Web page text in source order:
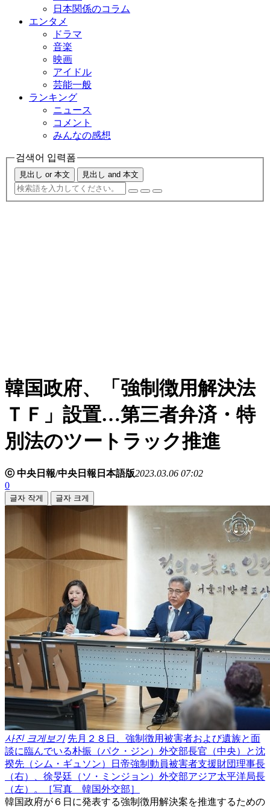
日本関係のコラム
エンタメ
ドラマ
音楽
映画
アイドル
芸能一般
ランキング
ニュース
コメント
みんなの感想
검색어 입력폼
見出し or 本文 見出し and 本文
韓国政府、「強制徴用解決法
ＴＦ」設置…第三者弁済・特
別法のツートラック推進
ⓒ 中央日報/中央日報日本語版2023.03.06 07:02
0
글자 작게 글자 크게
사진 크게보기 先月２８日、強制徴用被害者および遺族と面
談に臨んでいる朴振（パク・ジン）外交部長官（中央）と沈
揆先（シム・ギュソン）日帝強制動員被害者支援財団理事長
（右）、徐旻廷（ソ・ミンジョン）外交部アジア太平洋局長
（左）。［写真 韓国外交部］
韓国政府が６日に発表する強制徴用解決案を推進するための